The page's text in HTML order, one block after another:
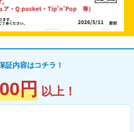
証内容はコチラ！
円 以上！